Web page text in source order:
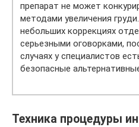
препарат не может
методами увеличения
небольших коррекциях
серьезными оговорками,
случаях у специалистов
безопасные
Техника процедуры